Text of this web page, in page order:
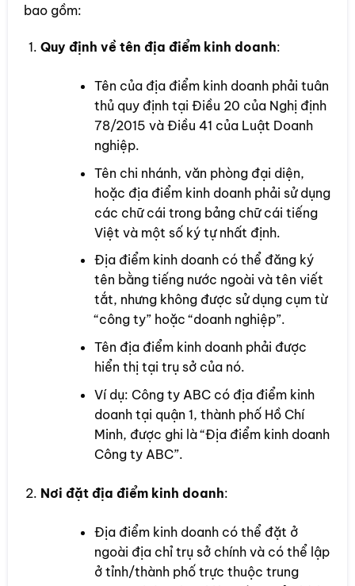
bao gồm:
Quy định về tên địa điểm kinh doanh:
Tên của địa điểm kinh doanh phải tuân
thủ quy định tại Điều 20 của Nghị định
78/2015 và Điều 41 của Luật Doanh
nghiệp.
Tên chi nhánh, văn phòng đại diện,
hoặc địa điểm kinh doanh phải sử dụng
các chữ cái trong bảng chữ cái tiếng
Việt và một số ký tự nhất định.
Địa điểm kinh doanh có thể đăng ký
tên bằng tiếng nước ngoài và tên viết
tắt, nhưng không được sử dụng cụm từ
“công ty” hoặc “doanh nghiệp”.
Tên địa điểm kinh doanh phải được
hiển thị tại trụ sở của nó.
Ví dụ: Công ty ABC có địa điểm kinh
doanh tại quận 1, thành phố Hồ Chí
Minh, được ghi là “Địa điểm kinh doanh
Công ty ABC”.
Nơi đặt địa điểm kinh doanh:
Địa điểm kinh doanh có thể đặt ở
ngoài địa chỉ trụ sở chính và có thể lập
ở tỉnh/thành phố trực thuộc trung